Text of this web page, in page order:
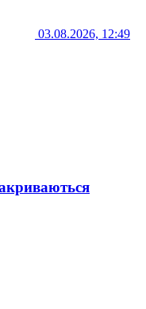
03.08.2026, 12:49